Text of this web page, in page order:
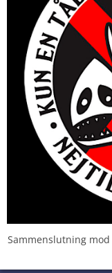
Sammenslutning mod